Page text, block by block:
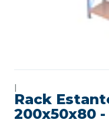
Rack
200x50x80